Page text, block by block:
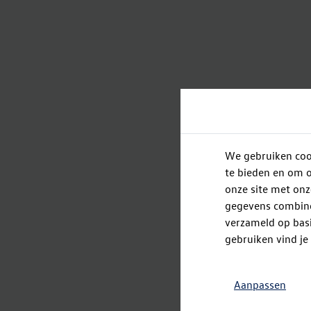
We gebruiken
te bieden en om
onze site met
gegevens
verzameld op
gebruiken vind je
Aanpassen